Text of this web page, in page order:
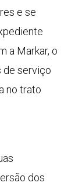
e se
a Markar, o
de serviço
no trato
dos